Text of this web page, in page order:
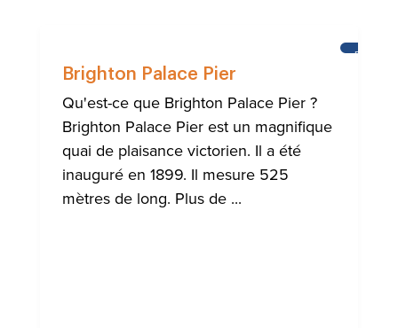
Brighton Palace Pier
Qu'est-ce que Brighton Palace Pier ?
Brighton Palace Pier est un magnifique
quai de plaisance victorien. Il a été
inauguré en 1899. Il mesure 525
mètres de long. Plus de ...